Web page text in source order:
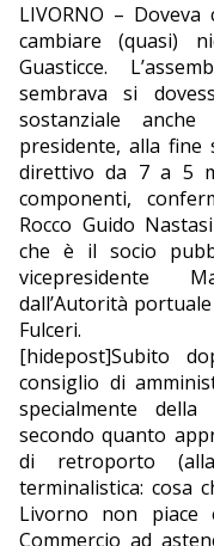
TURISMO
CULTURA
NAUTICA
EDITORIALI
LIVORNO –
cambiare (quasi)
Guasticce.
sembrava si
sostanziale
presidente, alla
direttivo da 7 a 5
componenti,
Rocco Guido
che è il socio
vicepresidente
dall’Autorità
Fulceri.
[hidepost]Subito
consiglio di
specialmente della
secondo quanto
di retroporto
terminalistica: cosa
Livorno non
Commercio ad